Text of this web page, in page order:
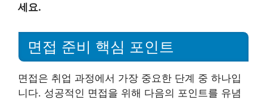
세요.
면접 준비 핵심 포인트
면접은 취업 과정에서 가장 중요한 단계 중 하나입
니다. 성공적인 면접을 위해 다음의 포인트를 유념